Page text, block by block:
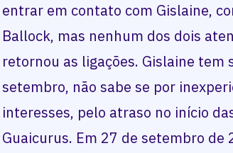
entrar em contato com Gislaine,
Ballock, mas nenhum dos dois
retornou as ligações. Gislaine tem
setembro, não sabe se por
interesses, pelo atraso no início
Guaicurus. Em 27 de setembro de